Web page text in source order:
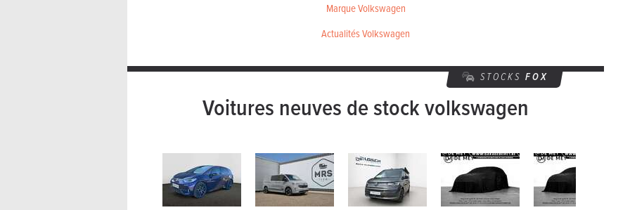
Marque Volkswagen
Actualités Volkswagen
STOCKS FOX
Voitures neuves de stock volkswagen